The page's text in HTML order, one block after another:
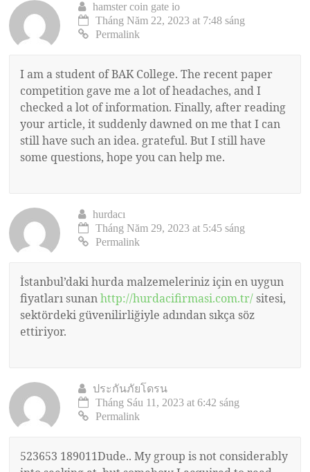
hamster coin gate io
Tháng Năm 22, 2023 at 7:48 sáng
Permalink
I am a student of BAK College. The recent paper
competition gave me a lot of headaches, and I
checked a lot of information. Finally, after reading
your article, it suddenly dawned on me that I can
still have such an idea. grateful. But I still have
some questions, hope you can help me.
hurdacı
Tháng Năm 29, 2023 at 5:45 sáng
Permalink
İstanbul’daki hurda malzemeleriniz için en uygun
fiyatları sunanhttp://hurdacifirmasi.com.tr/sitesi,
sektördeki güvenilirliğiyle adından sıkça söz
ettiriyor.
ประกันภัยโดรน
Tháng Sáu 11, 2023 at 6:42 sáng
Permalink
523653 189011Dude.. My group is not considerably